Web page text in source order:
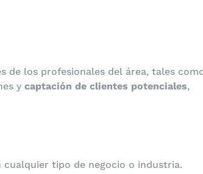
de los profesionales del área, tales
y captación de clientes potenciales,
cualquier tipo de negocio o industria.